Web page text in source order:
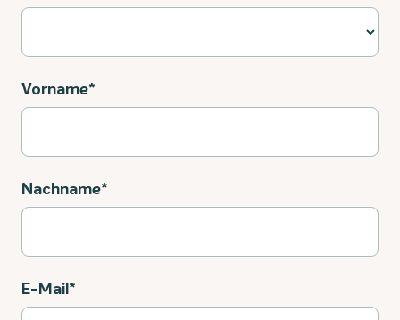
Vorname*
Nachname*
E-Mail*